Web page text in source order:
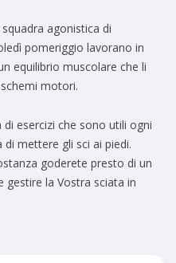
agonistica di
pomeriggio lavorano in
equilibrio muscolare che li
motori.
esercizi che sono utili ogni
mettere gli sci ai piedi.
goderete presto di un
la Vostra sciata in